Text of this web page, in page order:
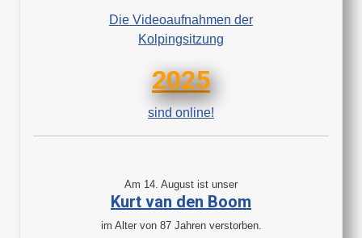
Die Videoaufnahmen der
Kolpingsitzung
2025
sind online!
Am 14. August ist unser
Kurt van den Boom
im Alter von 87 Jahren verstorben.